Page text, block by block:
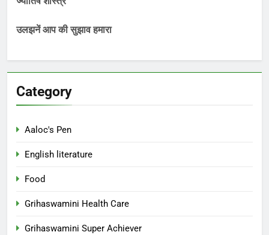
उलझनें आप की सुझाव हमारा
Category
Aaloc's Pen
English literature
Food
Grihaswamini Health Care
Grihaswamini Super Achiever